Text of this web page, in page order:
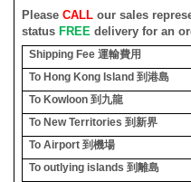
Please CALLour sales
status FREE delivery for an
Shipping Fee 運輸費用
To Hong Kong Island 到港島
To Kowloon 到九龍
To New Territories 到新界
To Airport 到機場
To outlying islands 到離島